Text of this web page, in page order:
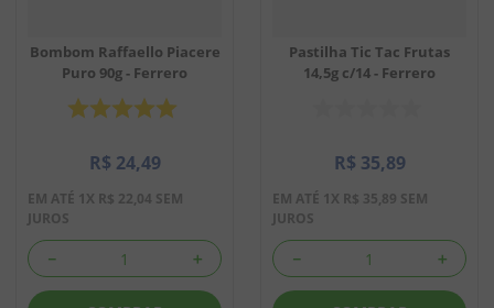
Bombom Raffaello Piacere
Puro 90g - Ferrero
R$ 24,49
EM ATÉ 1X R$ 22,04 SEM
JUROS
＋
－
Pastilha Tic Tac Frutas
14,5g c/14 - Ferrero
R$ 35,89
EM ATÉ 1X R$ 35,89 SEM
JUROS
＋
－